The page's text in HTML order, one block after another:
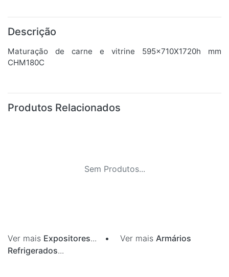
Descrição
Maturação de carne e vitrine 595x710X1720h mm
CHM180C
Produtos Relacionados
Sem Produtos...
Ver mais Expositores... • Ver mais Armários
Refrigerados...